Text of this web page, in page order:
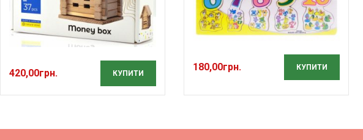
420,00грн. КУПИТИ
180,00грн. КУПИТИ